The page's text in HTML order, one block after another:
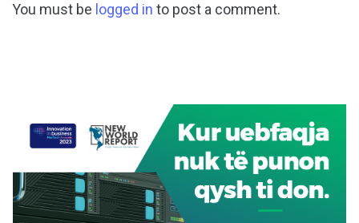
You must be logged in to post a comment.